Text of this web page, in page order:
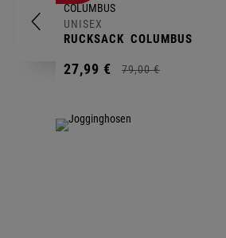
UNISEX
RUCKSACK COLUMBUS
27,99 € 79,00 €